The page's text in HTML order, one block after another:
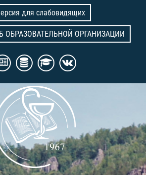
для слабовидящих
ОБРАЗОВАТЕЛЬНОЙ ОРГАНИЗАЦИИ